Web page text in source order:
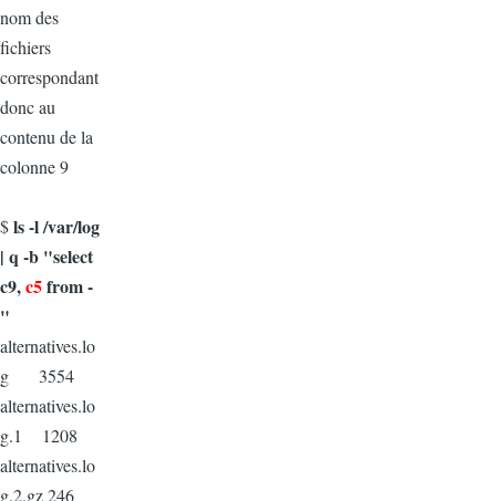
nom des
fichiers
correspondant
donc au
contenu de la
colonne 9
$ls -l /var/log
| q -b "select
c9,c5from -
"
alternatives.lo
g 3554
alternatives.lo
g.1 1208
alternatives.lo
g.2.gz 246